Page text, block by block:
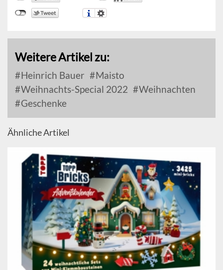
Weitere Artikel zu:
Heinrich Bauer
Maisto
Weihnachts-Special 2022
Weihnachten
Geschenke
Ähnliche Artikel